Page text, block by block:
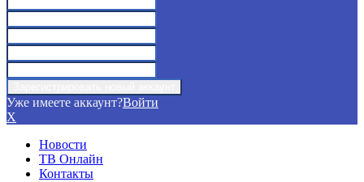
Уже имеете аккаунт?Войти
X
Новости
ТВ Онлайн
Контакты